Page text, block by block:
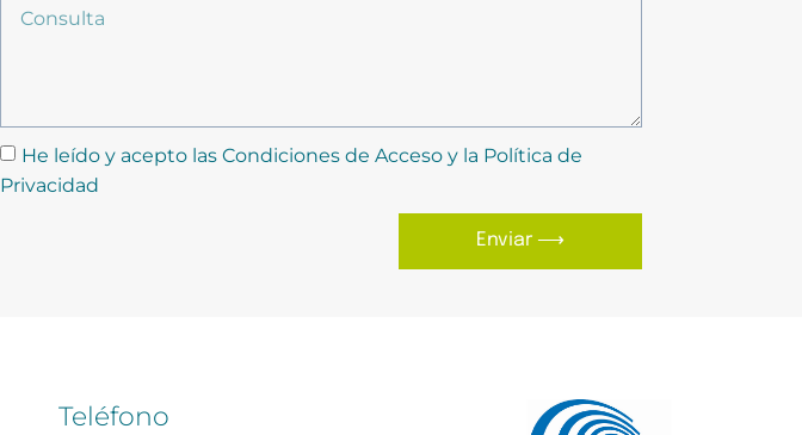
He leído y acepto las Condiciones de Acceso y la Política de
Privacidad
Enviar ⟶
Teléfono